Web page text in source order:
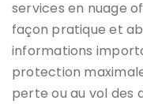
services en nuage
façon pratique et
informations
protection
perte ou au vol des